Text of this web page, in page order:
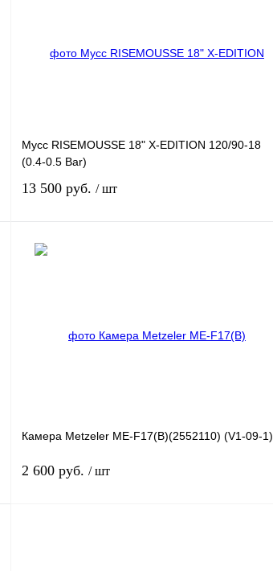
Мусс RISEMOUSSE 18" X-EDITION 120/90-18
(0.4-0.5 Bar)
13 500 руб. / шт
наличии
Камера Metzeler ME-F17(B)(2552110) (V1-09-1)
2 600 руб. / шт